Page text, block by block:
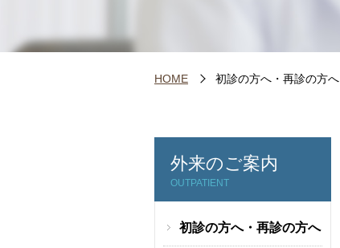
HOME 初診の方へ・再診の方へ
外来のご案内
OUTPATIENT
初診の方へ・再診の方へ